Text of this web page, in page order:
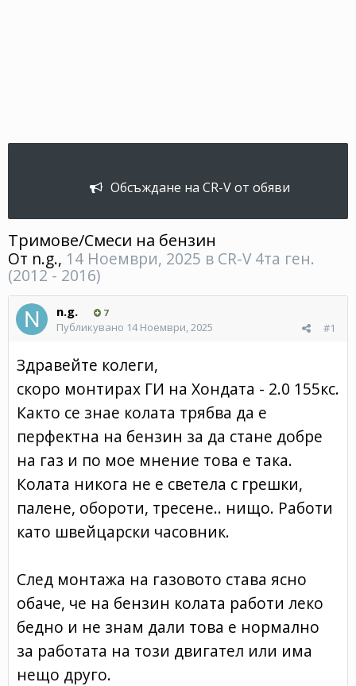
Обсъждане на CR-V от обяви
Тримове/Смеси на бензин
От n.g., 14 Ноември, 2025 в CR-V 4та ген.
(2012 - 2016)
n.g. 7
#1
Публикувано 14 Ноември, 2025
Здравейте колеги,
скоро монтирах ГИ на Хондата - 2.0 155кс.
Както се знае колата трябва да е
перфектна на бензин за да стане добре
на газ и по мое мнение това е така.
Колата никога не е светела с грешки,
палене, обороти, тресене.. нищо. Работи
като швейцарски часовник.
След монтажа на газовото става ясно
обаче, че на бензин колата работи леко
бедно и не знам дали това е нормално
за работата на този двигател или има
нещо друго.